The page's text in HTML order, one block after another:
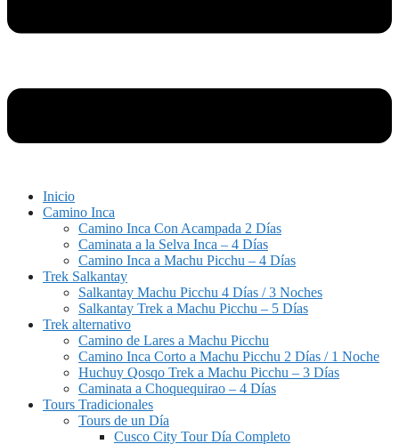
Inicio
Camino Inca
Camino Inca Con Acampada 2 Días
Caminata a la Selva Inca – 4 Días
Camino Inca a Machu Picchu – 4 Días
Trek Salkantay
Salkantay Machu Picchu 4 Días / 3 Noches
Salkantay Trek a Machu Picchu – 5 Días
Trek alternativo
Camino de Lares a Machu Picchu
Camino Inca Corto a Machu Picchu 2 Días / 1 Noche
Huchuy Qosqo Trek a Machu Picchu – 3 Días
Caminata a Choquequirao – 4 Días
Tours Tradicionales
Tours de un Día
Cusco City Tour Día Completo